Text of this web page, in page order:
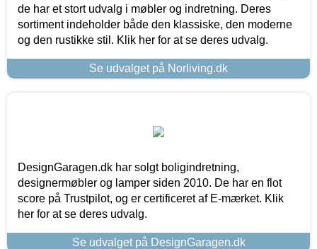
de har et stort udvalg i møbler og indretning. Deres
sortiment indeholder både den klassiske, den moderne
og den rustikke stil. Klik her for at se deres udvalg.
Se udvalget på Norliving.dk
DesignGaragen.dk har solgt boligindretning,
designermøbler og lamper siden 2010. De har en flot
score på Trustpilot, og er certificeret af E-mærket. Klik
her for at se deres udvalg.
Se udvalget på DesignGaragen.dk